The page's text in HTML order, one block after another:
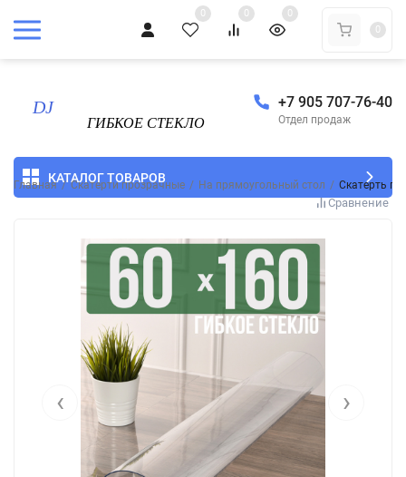
0 0
0
0
+7 905 707-76-40
Отдел продаж
КАТАЛОГ ТОВАРОВ
Главная / Скатерти прозрачные / На прямоугольный стол / Скатерть
Сравнение
‹ ›